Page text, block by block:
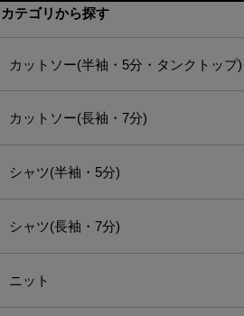
カテゴリから探す
カットソー(半袖・5分・タンクトップ)
カットソー(長袖・7分)
シャツ(半袖・5分)
シャツ(長袖・7分)
ニット